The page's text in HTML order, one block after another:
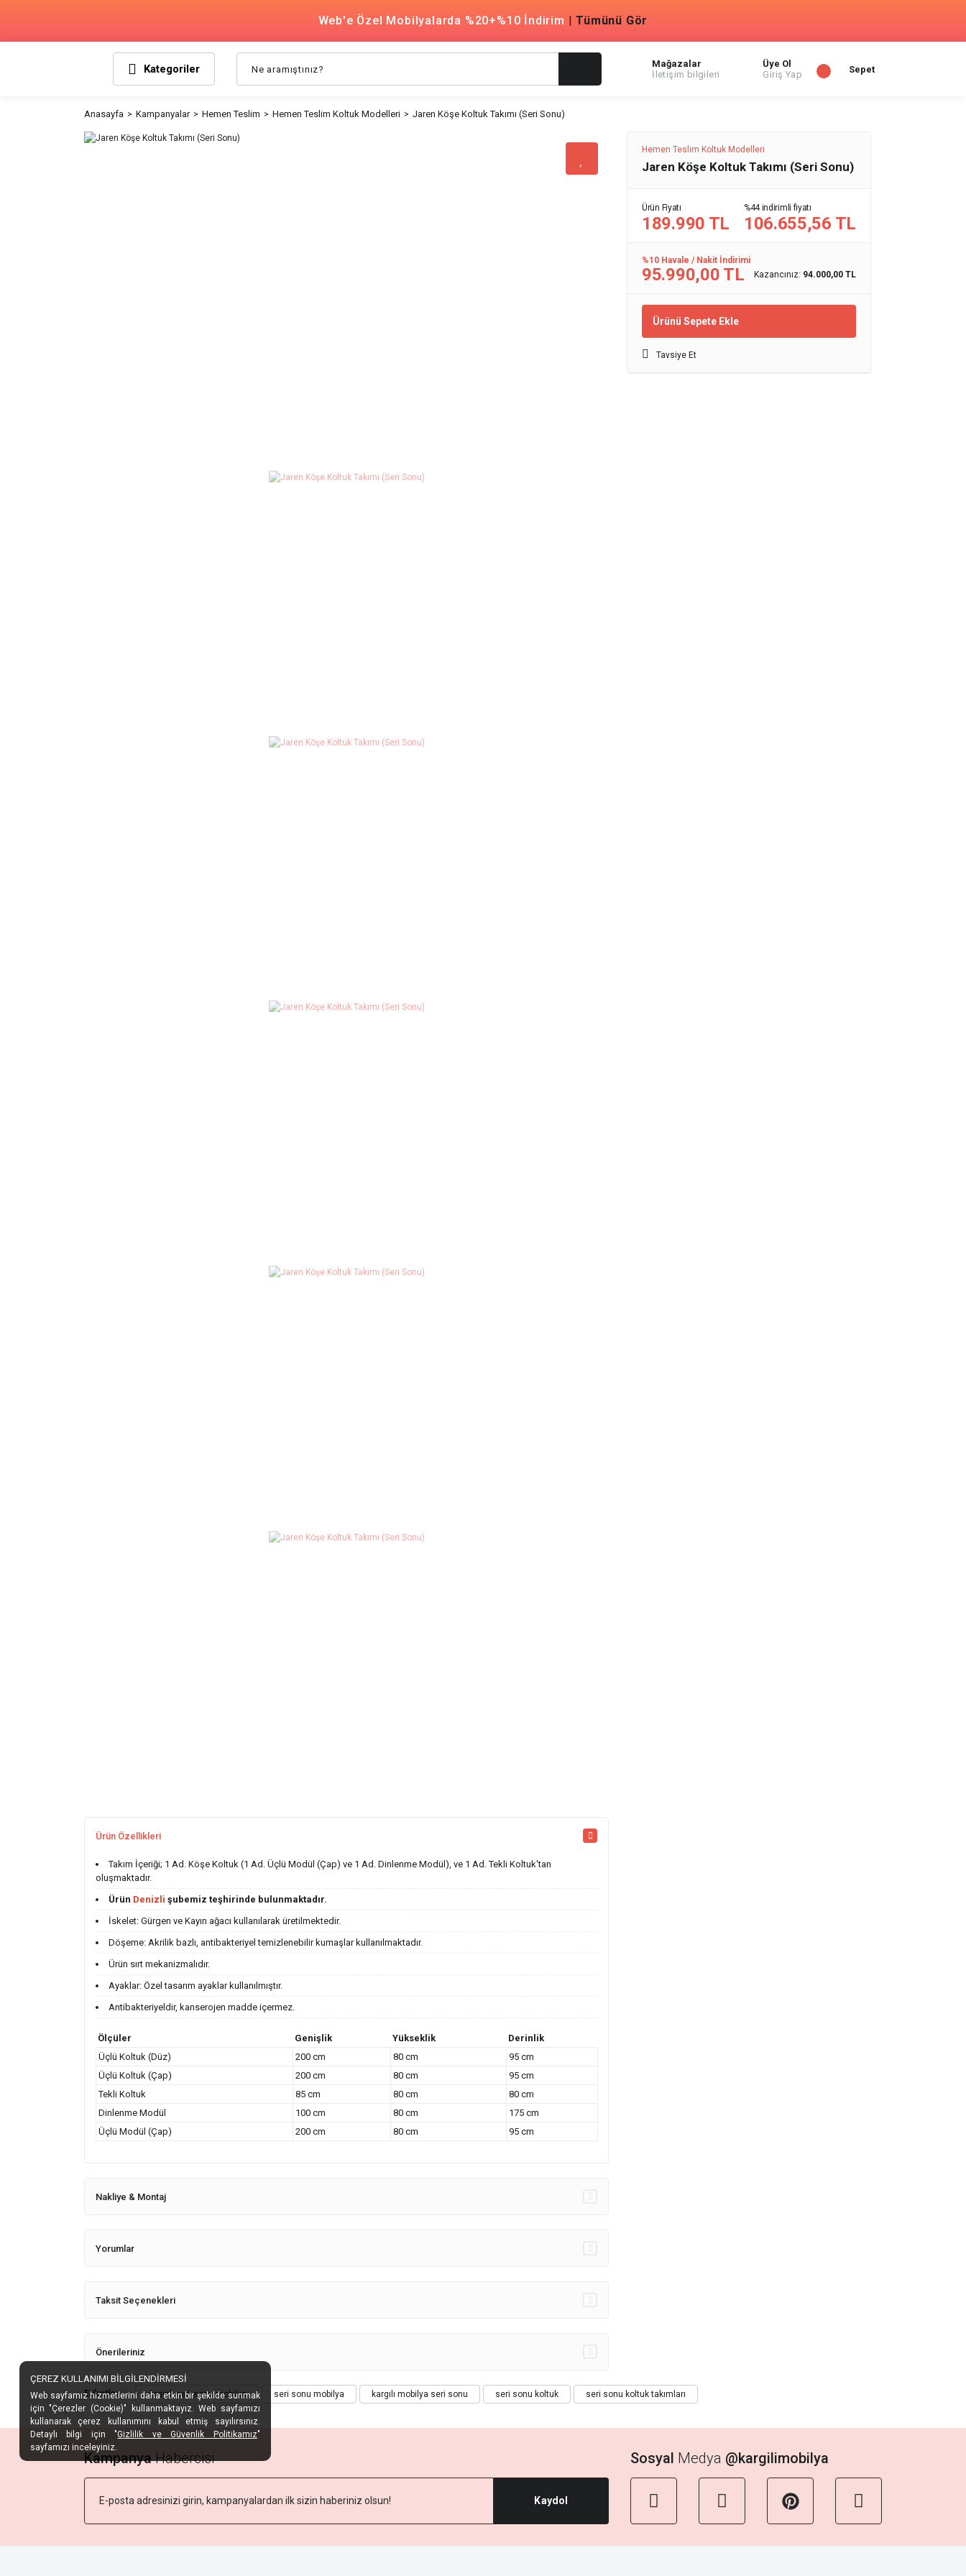
Web'e Özel Mobilyalarda %20+%10 İndirim |Tümünü Gör
Kategoriler
Mağazalar
İletişim bilgileri
Üye Ol
Giriş Yap
Sepet
Anasayfa Kampanyalar Hemen Teslim Hemen Teslim Koltuk Modelleri Jaren Köşe Koltuk Takımı (Seri Sonu)
Hemen Teslim Koltuk Modelleri
Jaren Köşe Koltuk Takımı (Seri Sonu)
Ürün Fiyatı
189.990 TL
%44 indirimli fiyatı
106.655,56 TL
%10 Havale / Nakit İndirimi
95.990,00 TL Kazancınız: 94.000,00 TL
Ürünü Sepete Ekle
Tavsiye Et
Ürün Özellikleri
Takım İçeriği; 1 Ad. Köşe Koltuk (1 Ad. Üçlü Modül (Çap) ve 1 Ad. Dinlenme Modül), ve 1 Ad. Tekli Koltuk'tan
oluşmaktadır.
Ürün Denizli şubemiz teşhirinde bulunmaktadır.
İskelet: Gürgen ve Kayın ağacı kullanılarak üretilmektedir.
Döşeme: Akrilik bazlı, antibakteriyel temizlenebilir kumaşlar kullanılmaktadır.
Ürün sırt mekanizmalıdır.
Ayaklar: Özel tasarım ayaklar kullanılmıştır.
Antibakteriyeldir, kanserojen madde içermez.
Ölçüler Genişlik Yükseklik
Derinlik
Üçlü Koltuk (Düz)
200 cm 80 cm
95 cm
Üçlü Koltuk (Çap)
200 cm 80 cm
95 cm
Tekli Koltuk
85 cm 80 cm
80 cm
Dinlenme Modül
100 cm 80 cm
175 cm
Üçlü Modül (Çap)
200 cm 80 cm 95 cm
Nakliye & Montaj
Yorumlar
Taksit Seçenekleri
Önerileriniz
Etiketler : denizli seri sonu mobilya seri sonu mobilya kargılı mobilya seri sonu seri sonu koltuk seri sonu koltuk takımları
KampanyaHabercisi
Kaydol
Sosyal Medya @kargilimobilya
ÇEREZ KULLANIMI BİLGİLENDİRMESİ
Web sayfamız hizmetlerini daha etkin bir şekilde sunmak
için "Çerezler (Cookie)" kullanmaktayız. Web sayfamızı
kullanarak çerez kullanımını kabul etmiş sayılırsınız.
Detaylı bilgi için "Gizlilik ve Güvenlik Politikamız"
sayfamızı inceleyiniz.